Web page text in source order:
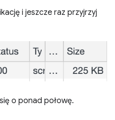
i jeszcze raz przyjrzyj
o ponad połowę.